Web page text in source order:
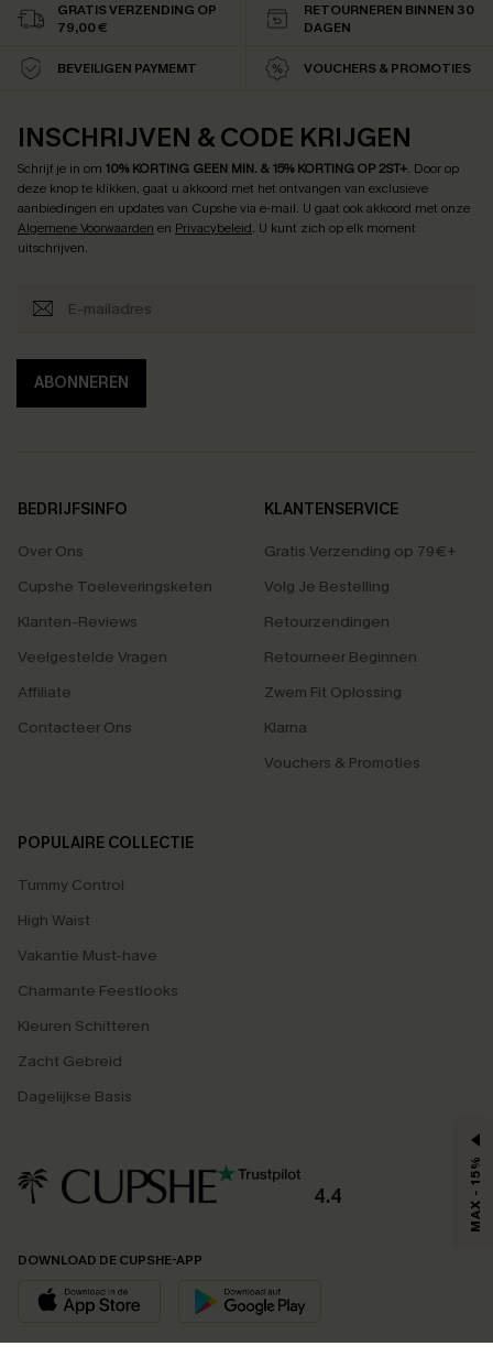
GRATIS VERZENDING OP
79,00 €
RETOURNEREN BINNEN 30
DAGEN
BEVEILIGEN PAYMEMT VOUCHERS & PROMOTIES
INSCHRIJVEN & CODE KRIJGEN
Schrijf je in om 10% KORTING GEEN MIN. & 15% KORTING OP 2ST+. Door op
deze knop te klikken, gaat u akkoord met het ontvangen van exclusieve
aanbiedingen en updates van Cupshe via e-mail. U gaat ook akkoord met onze
Algemene Voorwaarden en Privacybeleid. U kunt zich op elk moment
uitschrijven.
ABONNEREN
BEDRIJFSINFO
Over Ons
Cupshe Toeleveringsketen
Klanten-Reviews
Veelgestelde Vragen
Affiliate
Contacteer Ons
KLANTENSERVICE
Gratis Verzending op 79€+
Volg Je Bestelling
Retourzendingen
Retourneer Beginnen
Zwem Fit Oplossing
Klarna
Vouchers & Promoties
POPULAIRE COLLECTIE
Tummy Control
High Waist
Vakantie Must-have
Charmante Feestlooks
Kleuren Schitteren
Zacht Gebreid
Dagelijkse Basis
4.4
DOWNLOAD DE CUPSHE-APP
MAX - 15%